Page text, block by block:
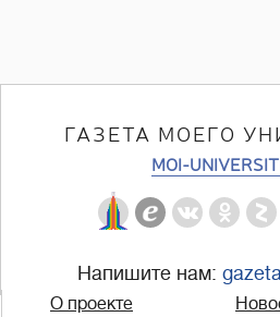
ГАЗЕТА МОЕГО
MOI-
Напишите нам:
О проекте